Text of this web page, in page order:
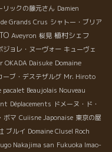
リックの藤元さん Damien
Grands Crus シャトー・ブリア
Aveyron 桜見 植村シェフ
ョレ・ヌーヴォー キューヴェ
OKADA Daisuke Domaine
ーブ・デステザルグ Mr. Hiroto
Beaujolais Nouveau
Déplacements ドメーヌ・ド・
ボマ Cuiisne Japonaise 東京の屋
ブルイ Domaine Clusel Roch
Nakajima san Fukuoka Imao-